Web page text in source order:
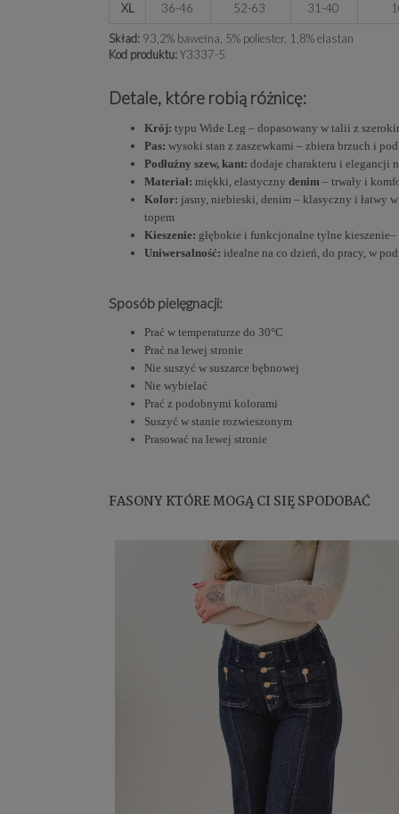
XL 36-46 52-63 31-40
Skład: 93,2% bawełna, 5% poliester, 1,8% elastan
Kod produktu:Y3337-5
Detale, które robią różnicę:
Krój: typu Wide Leg – dopasowany w talii z
Pas: wysoki stan z zaszewkami – zbiera brzuch i
Podłużny szew, kant: dodaje charakteru i elegancji
Materiał: miękki, elastyczny denim – trwały i
Kolor: jasny, niebieski, denim – klasyczny i łatwy
topem
Kieszenie: głębokie i funkcjonalne tylne kieszenie–
Uniwersalność: idealne na co dzień, do pracy, w
Sposób pielęgnacji:
Prać w temperaturze do 30°C
Prać na lewej stronie
Nie suszyć w suszarce bębnowej
Nie wybielać
Prać z podobnymi kolorami
Suszyć w stanie rozwieszonym
Prasować na lewej stronie
FASONY KTÓRE MOGĄ CI SIĘ SPODOBAĆ